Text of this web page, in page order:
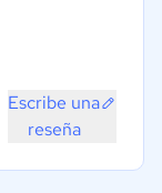
Escribe una
reseña